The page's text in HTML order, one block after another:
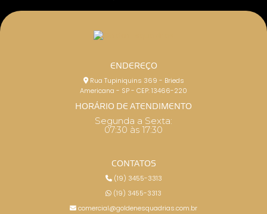
ENDEREÇO
Rua Tupiniquins 369 - Brieds
Americana - SP - CEP: 13466-220
HORÁRIO DE ATENDIMENTO
Segunda a Sexta:
07:30 às 17:30
CONTATOS
(19) 3455-3313
(19) 3455-3313
comercial@goldenesquadrias.com.br